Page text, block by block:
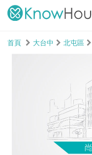
首頁
大台中 北屯區